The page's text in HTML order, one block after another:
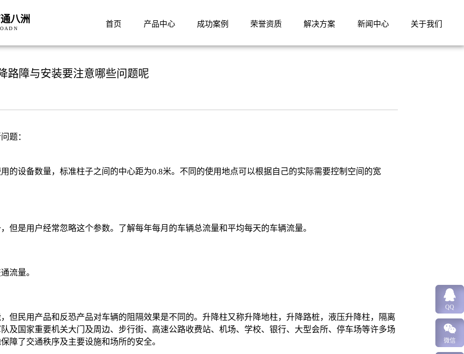
八洲
A D N
首页 产品中心 成功案例 荣誉资质 解决方案 新闻中心 关于我们
路障与安装要注意哪些问题呢
题：
设备数量，标准柱子之间的中心距为0.8米。不同的使用地点可以根据自己的实际需要控制空间的宽
但是用户经常忽略这个参数。了解每年每月的车辆总流量和平均每天的车辆流量。
流量。
但民用产品和反恐产品对车辆的阻隔效果是不同的。升降柱又称升降地柱，升降路桩，液压升降柱，隔离
及国家重要机关大门及周边、步行街、高速公路收费站、机场、学校、银行、大型会所、停车场等许多场
障了交通秩序及主要设施和场所的安全。
QQ
微信